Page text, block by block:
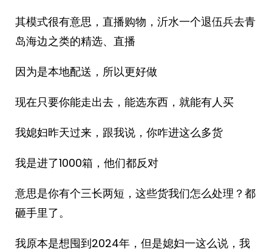
其模式很有意思，直播购物，沂水一个退伍兵去青
岛海边之类的精选、直播
因为是本地配送，所以更好做
现在只要你能走出去，能选东西，就能有人买
我媳妇昨天过来，跟我说，你咋进这么多货
我是进了1000箱，他们都反对
意思是你有个三长两短，这些货我们怎么处理？都
砸手里了。
我原本是想囤到2024年，但是媳妇一这么说，我